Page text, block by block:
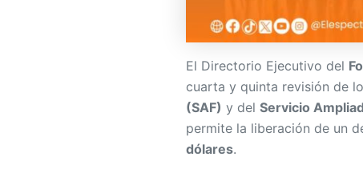
El Directorio Ejecutivo del
cuarta y quinta revisión de
(SAF) y del Servicio
permite la liberación de un
dólares.